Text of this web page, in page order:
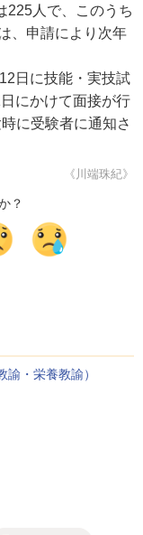
225人で、このうち
、申請により次年
日に技能・実技試
にかけて面接が行
に受験者に通知さ
《川端珠紀》
？
・栄養教諭）